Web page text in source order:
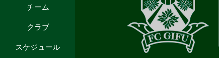
チーム
クラブ
スケジュール